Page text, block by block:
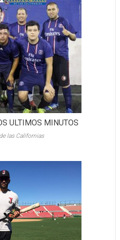
ULTIMOS MINUTOS
las Californias